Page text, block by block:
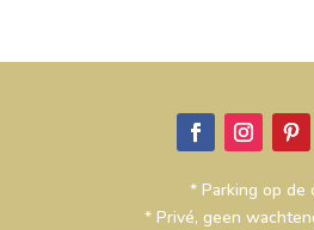
* Parking op de
* Privé, geen